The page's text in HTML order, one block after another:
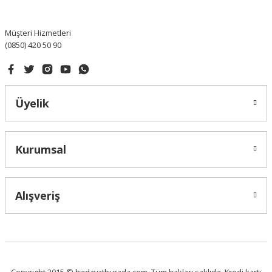
Müşteri Hizmetleri
(0850) 420 50 90
Üyelik
Kurumsal
Alışveriş